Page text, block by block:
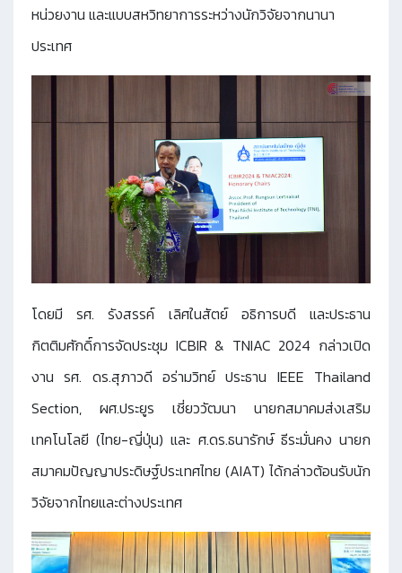
หน่วยงาน และแบบสหวิทยาการระหว่างนักวิจัยจากนานา
ประเทศ
โดยมี รศ. รังสรรค์ เลิศในสัตย์ อธิการบดี และประธาน
กิตติมศักดิ์การจัดประชุม ICBIR & TNIAC 2024 กล่าวเปิด
งาน รศ. ดร.สุภาวดี อร่ามวิทย์ ประธาน IEEE Thailand
Section, ผศ.ประยูร เชี่ยววัฒนา นายกสมาคมส่งเสริม
เทคโนโลยี (ไทย-ญี่ปุ่น) และ ศ.ดร.ธนารักษ์ ธีระมั่นคง นายก
สมาคมปัญญาประดิษฐ์ประเทศไทย (AIAT) ได้กล่าวต้อนรับนัก
วิจัยจากไทยและต่างประเทศ